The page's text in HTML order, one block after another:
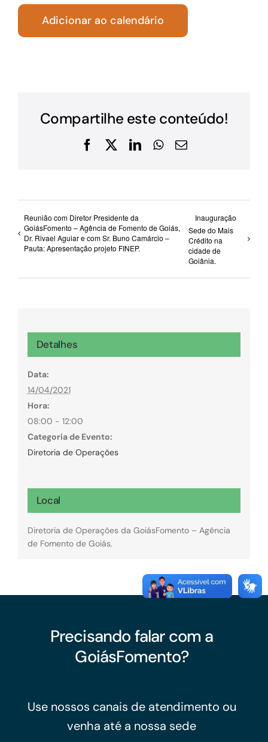
Adicionar ao calendário
Compartilhe este conteúdo!
Facebook
X LinkedInWhatsApp
E-
Reunião com Diretor Presidente da
GoiásFomento – Agência de Fomento de Goiás,
Dr. Rivael Aguiar e com Sr. Buno Camárcio –
Pauta: Apresentação projeto FINEP.
Inauguração
Sede do Mais
Crédito na
cidade de
Goiânia.
Detalhes
Data:
14/04/2021
Hora:
08:00 - 12:00
Categoria de Evento:
Diretoria de Operações
Local
Diretoria de Operações da GoiásFomento – Agência
de Fomento de Goiás.
Precisando falar com a
GoiásFomento?
Use nossos canais de atendimento ou
venha até a nossa sede